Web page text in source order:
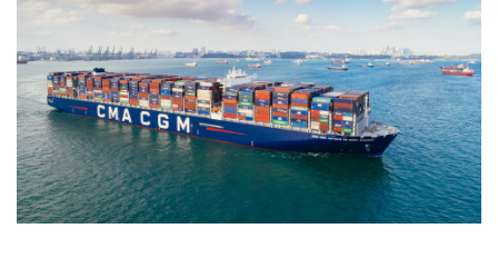
HAJÓZÁS
BLOG
ARCHÍVUM